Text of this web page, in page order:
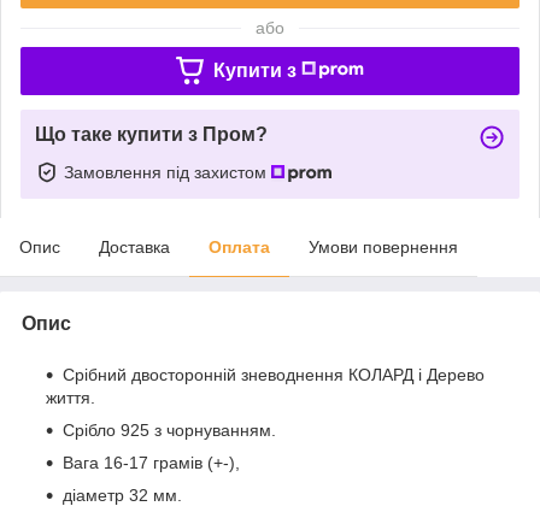
або
Купити з
Що таке купити з Пром?
Замовлення під захистом
Опис Доставка Оплата Умови повернення
Опис
Срібний двосторонній зневоднення КОЛАРД і Дерево
життя.
Срібло 925 з чорнуванням.
Вага 16-17 грамів (+-),
діаметр 32 мм.